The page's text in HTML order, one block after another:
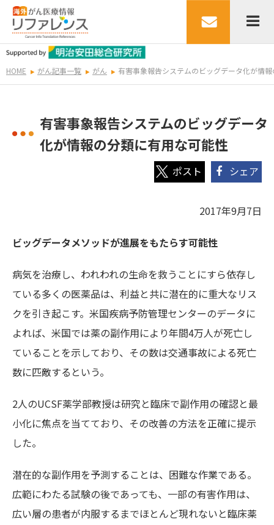
HOME がん記事一覧 がん 有害事象報告システムのビッグデータ化が情
有害事象報告システムのビッグデータ
化が情報の分類に有用な可能性
シェア
2017年9月7日
ビッグデータメソッドが進展をもたらす可能性
病気を治療し、われわれの生命を救うことにすら依存し
ている多くの医薬品は、利益と共に潜在的に重大なリス
クを引き起こす。米国疾病予防管理センターのデータに
よれば、米国では薬の副作用により年間4万人が死亡し
ていることを示しており、その数は交通事故による死亡
数に匹敵するという。
2人のUCSF薬学部教授は研究と臨床で副作用の確認と最
小化に焦点を当てており、その改善の方法を正確に提示
した。
潜在的な副作用を予測することは、困難な作業である。
広範にわたる試験の後であっても、一部の有害作用は、
広い層の患者が内服するまでほとんど現れないと臨床薬